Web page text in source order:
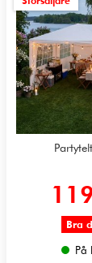
Bra
På